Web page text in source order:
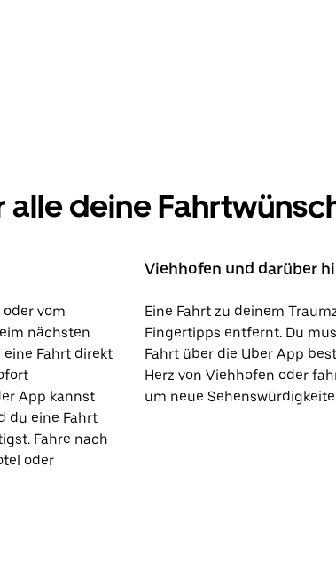
alle deine
vom
nächsten
eine Fahrt direkt
App kannst
du eine Fahrt
Fahre nach
oder
Viehhofen und darüber
Eine Fahrt zu deinem
Fingertipps entfernt. Du
Fahrt über die Uber App
Herz von Viehhofen oder
um neue